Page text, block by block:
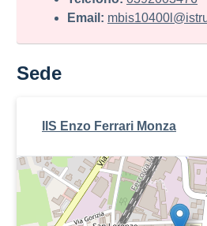
Email:
Sede
IIS Enzo Ferrari Monza